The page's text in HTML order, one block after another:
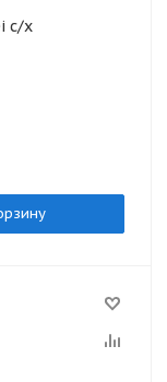
с/х